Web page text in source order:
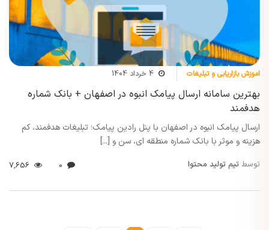
اموزش بازاریابی و تبلیغات 4 خرداد 1404
بهترین سامانه ارسال پیامک انبوه در اصفهان + بانک شماره
هدفمند
ارسال پیامک انبوه در اصفهان با پنل رادین پیامک؛ تبلیغات هدفمند، کم
هزینه و موثر با بانک شماره منطقه ای، سن و [...]
توسط تیم تولید محتوا